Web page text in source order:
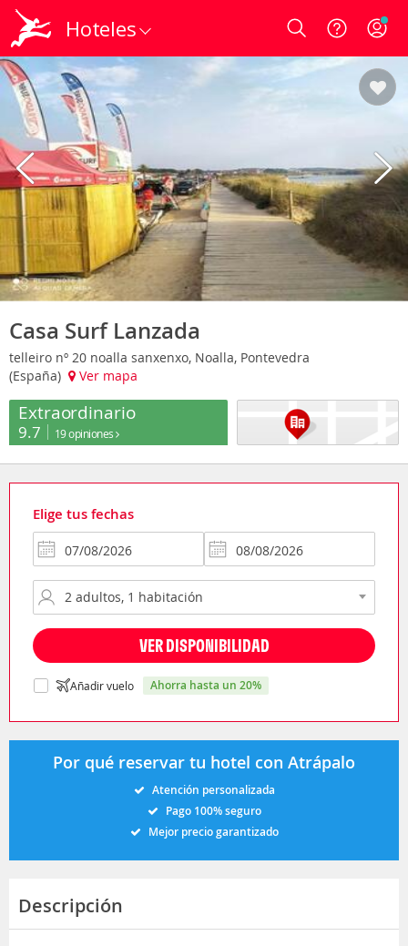
Hoteles Login
Casa Surf Lanzada
telleiro nº 20 noalla sanxenxo, Noalla, Pontevedra
(España)
Ver mapa
Extraordinario
9.7 19 opiniones
Elige tus fechas
VER DISPONIBILIDAD
Añadir vuelo ahorra hasta un 20%
Por qué reservar tu hotel con Atrápalo
Atención personalizada
Pago 100% seguro
Mejor precio garantizado
Descripción